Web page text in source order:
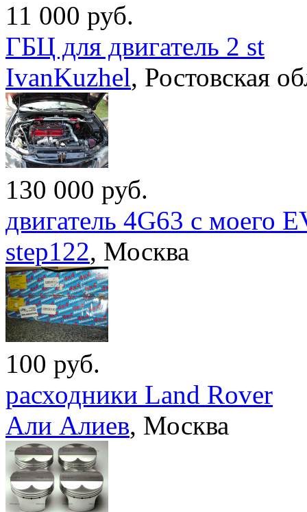
11 000 руб.
ГБЦ для двигатель 2 st
IvanKuzhel, Ростовская
130 000 руб.
двигатель 4G63 с моего
step122, Москва
100 руб.
расходники Land Rover
Али Алиев, Москва